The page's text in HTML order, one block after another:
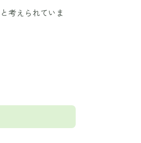
と考えられていま